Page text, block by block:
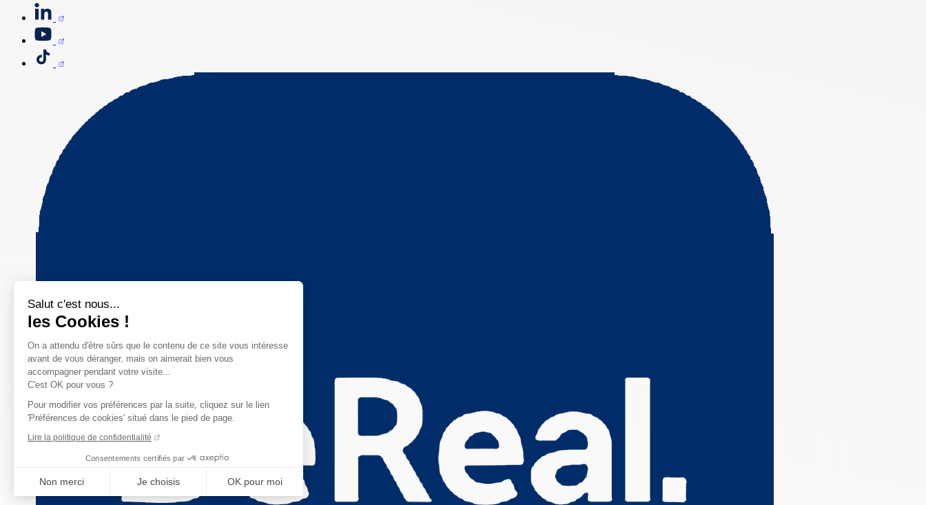
Salut c'est nous...
les Cookies !
On a attendu d'être sûrs que le contenu de ce site vous intéresse
avant de vous déranger, mais on aimerait bien vous
accompagner pendant votre visite...
C'est OK pour vous ?
Pour modifier vos préférences par la suite, cliquez sur le lien
'Préférences de cookies' situé dans le pied de page.
Lire la politique de confidentialité
Consentements certifiés par
Non merci Je choisis OK pour moi